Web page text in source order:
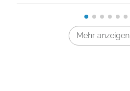
Mehr anzeigen